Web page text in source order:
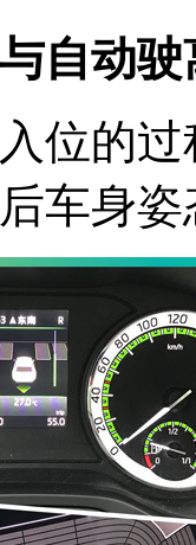
自动驶
的过
车身